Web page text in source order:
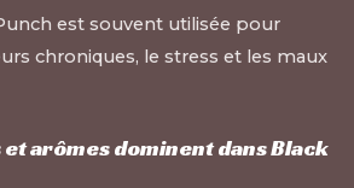
est souvent utilisée pour
chroniques, le stress et les maux
arômes dominent dans Black